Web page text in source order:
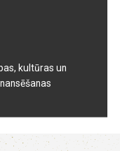
kultūras un